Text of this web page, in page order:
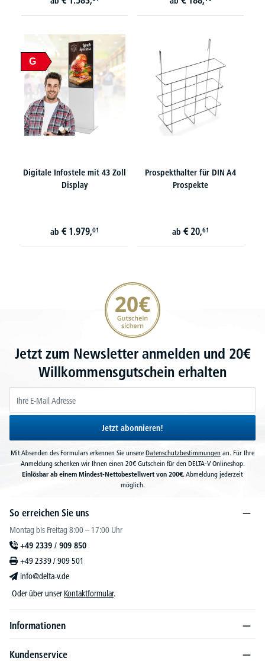
G
Digitale Infostele mit 43 Zoll
Display
ab € 1.979,01
Prospekthalter für DIN A4
Prospekte
ab € 20,61
20€ Gutschein sichern
Jetzt zum Newsletter anmelden und 20€
Willkommensgutschein erhalten
Jetzt abonnieren!
Mit Absenden des Formulars erkennen Sie unsere Datenschutzbestimmungen an. Für Ihre
Anmeldung schenken wir Ihnen einen 20€ Gutschein für den DELTA-V Onlineshop.
Einlösbar ab einem Mindest-Nettobestellwert von 200€.Abmeldung jederzeit
möglich.
So erreichen Sie uns
Montag bis Freitag 8:00 – 17:00 Uhr
+49 2339 / 909 850
+49 2339 / 909 501
info@delta-v.de
Oder über unser Kontaktformular.
Informationen
Kundenservice